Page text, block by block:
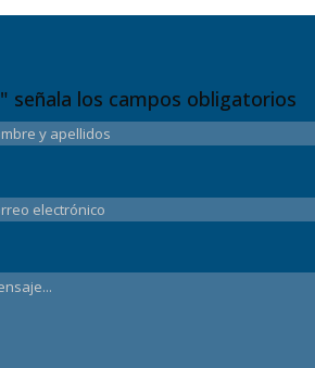
" señala los campos obligatorios